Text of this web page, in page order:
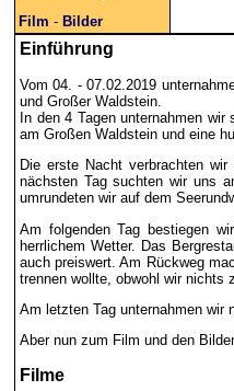
Film - Bilder
Einführung
Vom 04. - 07.02.2019
und Großer Waldstein.
In den 4 Tagen unternahmen
am Großen Waldstein und eine
Die erste Nacht verbrachten
nächsten Tag suchten wir uns
umrundeten wir auf dem
Am folgenden Tag bestiegen
herrlichem Wetter. Das
auch preiswert. Am Rückweg
trennen wollte, obwohl wir nichts
Am letzten Tag unternahmen wir
Aber nun zum Film und den
Filme